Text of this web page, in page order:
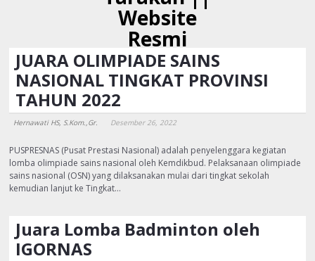
JUARA OLIMPIADE SAINS
NASIONAL TINGKAT PROVINSI
TAHUN 2022
Hernawati HS, S.Kom.,Gr. Desember 26, 2022
PUSPRESNAS (Pusat Prestasi Nasional) adalah penyelenggara kegiatan
lomba olimpiade sains nasional oleh Kemdikbud. Pelaksanaan olimpiade
sains nasional (OSN) yang dilaksanakan mulai dari tingkat sekolah
kemudian lanjut ke Tingkat…
Juara Lomba Badminton oleh
IGORNAS